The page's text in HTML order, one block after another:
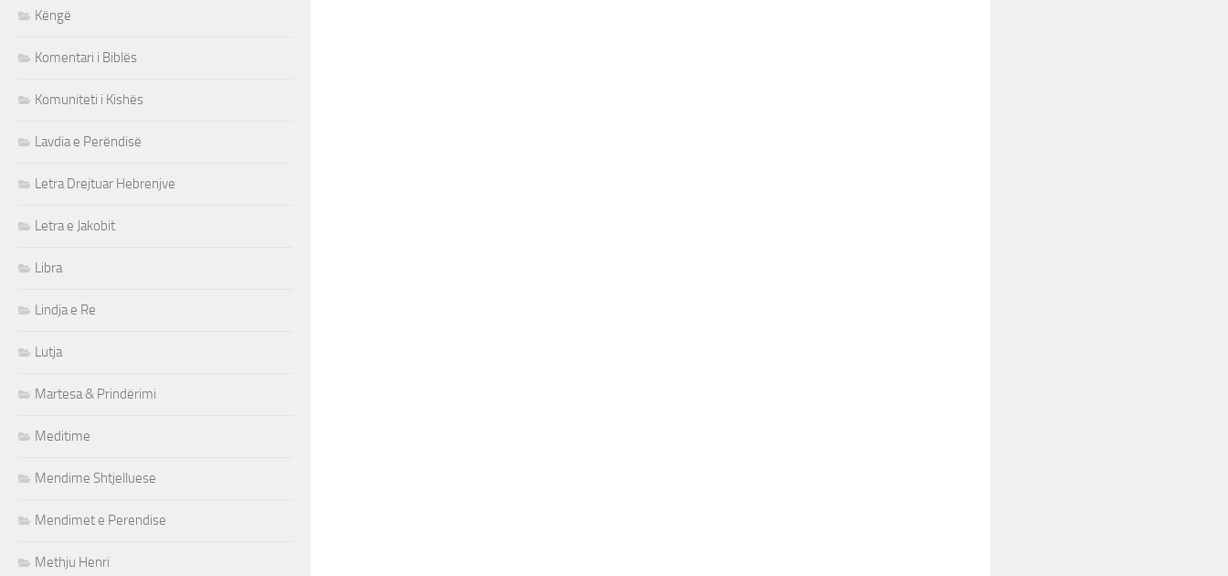
Këngë
Komentari i Biblës
Komuniteti i Kishës
Lavdia e Perëndisë
Letra Drejtuar Hebrenjve
Letra e Jakobit
Libra
Lindja e Re
Lutja
Martesa & Prindërimi
Meditime
Mendime Shtjelluese
Mendimet e Perendise
Methju Henri